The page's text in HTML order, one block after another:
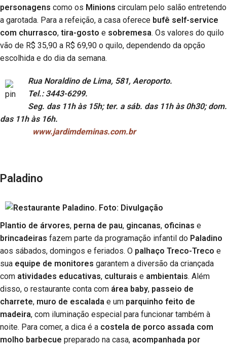
personagens como os Minions circulam pelo salão entretendo
a garotada. Para a refeição, a casa oferece bufê self-service
com churrasco, tira-gosto e sobremesa. Os valores do quilo
vão de R$ 35,90 a R$ 69,90 o quilo, dependendo da opção
escolhida e do dia da semana.
Rua Noraldino de Lima, 581, Aeroporto.
Tel.: 3443-6299.
Seg. das 11h às 15h; ter. a sáb. das 11h às 0h30; dom.
das 11h às 16h.
www.jardimdeminas.com.br
Paladino
Plantio de árvores, perna de pau, gincanas, oficinas e
brincadeiras fazem parte da programação infantil do Paladino
aos sábados, domingos e feriados. O palhaço Treco-Treco e
sua equipe de monitores garantem a diversão da criançada
com atividades educativas, culturais e ambientais. Além
disso, o restaurante conta com área baby, passeio de
charrete, muro de escalada e um parquinho feito de
madeira, com iluminação especial para funcionar também à
noite. Para comer, a dica é a costela de porco assada com
molho barbecue preparado na casa, acompanhada por